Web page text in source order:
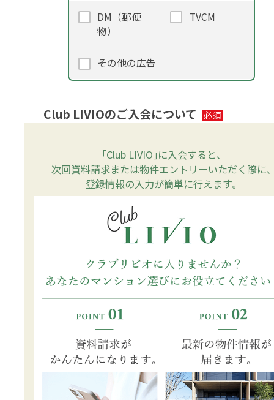
DM（郵便
物）
TVCM
その他の広告
Club LIVIOのご入会について
｢Club LIVIO｣に入会すると､
次回資料請求または物件エントリーいただく際に､
登録情報の入力が簡単に行えます｡